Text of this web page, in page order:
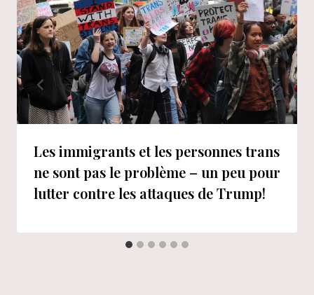
Les immigrants et les personnes trans
ne sont pas le problème – un peu pour
lutter contre les attaques de Trump!